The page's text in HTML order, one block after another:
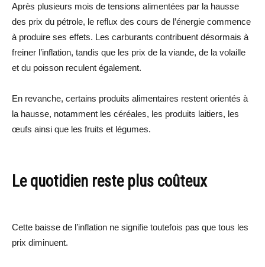
Après plusieurs mois de tensions alimentées par la hausse
des prix du pétrole, le reflux des cours de l’énergie commence
à produire ses effets. Les carburants contribuent désormais à
freiner l’inflation, tandis que les prix de la viande, de la volaille
et du poisson reculent également.
En revanche, certains produits alimentaires restent orientés à
la hausse, notamment les céréales, les produits laitiers, les
œufs ainsi que les fruits et légumes.
Le quotidien reste plus coûteux
Cette baisse de l’inflation ne signifie toutefois pas que tous les
prix diminuent.